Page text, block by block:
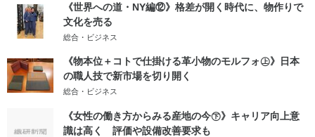
《世界への道・NY編⑫》格差が開く時代に、物作りで
文化を売る
総合・ビジネス
《物本位＋コトで仕掛ける革小物のモルフォ㊤》日本
の職人技で新市場を切り開く
総合・ビジネス
《女性の働き方からみる産地の今㊦》キャリア向上意
識は高く 評価や設備改善要求も